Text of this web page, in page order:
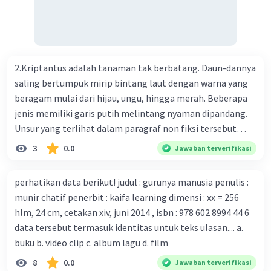
bersama sejumlah perusahaan biotek dan vaksin.
Beberapa waktu lalu, Kepala Laboratorium Identifikasi
Virus dari Institut Peter Doherty untuk Infeksi dan
kekebalan, Melbourne, Julian Druce, menyatakan mereka
mengembangkan virus Corona versi laboratorium dari
tubuh pasien yang terinfeksi untuk uji coba. Tanggapan
yang sesuai dengan berita tersebut adalah ... A.
serangan virus Corona dengan menemukan vaksin virus
tersebut. B. Para ilmuan perlu segera mempelajari virus
corona yang menjadi masalah besar bagi kesehatan dunia
karena persebarannya sangat cepat. C. Masyarakat perlu
mawas diri dan menjaga kesehatan dalam menghadapi
serangan virus corona yang mulai menyebar di Indonesia,
2.Kriptantus adalah tanaman tak berbatang. Daun-dannya
saling bertumpuk mirip bintang laut dengan warna yang
beragam mulai dari hijau, ungu, hingga merah. Beberapa
jenis memiliki garis putih melintang nyaman dipandang.
Unsur yang terlihat dalam paragraf non fiksi tersebut
adalah... A. cara menyajikan isi buku B. bahasa yang
digunakan C. tokoh dan penokohan D. penyajian alur cerita
3 0.0 Jawaban terverifikasi
perhatikan data berikut! judul : gurunya manusia penulis :
munir chatif penerbit : kaifa learning dimensi : xx = 256
hlm, 24 cm, cetakan xiv, juni 2014 , isbn : 978 602 8994 44 6
data tersebut termasuk identitas untuk teks ulasan.... a.
buku b. video clip c. album lagu d. film
8 0.0 Jawaban terverifikasi